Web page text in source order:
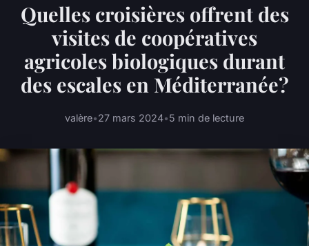
Quelles croisières offrent des
visites de coopératives
agricoles biologiques durant
des escales en Méditerranée?
valère•27 mars 2024•5 min de lecture